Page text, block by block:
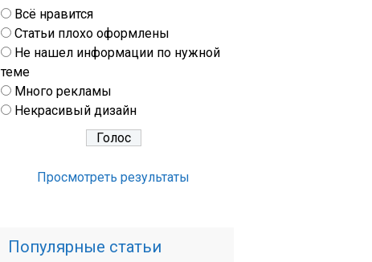
Всё нравится
Статьи плохо оформлены
Не нашел информации по нужной
теме
Много рекламы
Некрасивый дизайн
Просмотреть результаты
Популярные статьи